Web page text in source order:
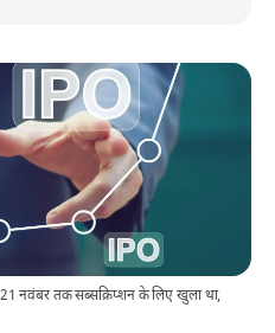
नवंबर तक सब्सक्रिप्शन के लिए खुला था,